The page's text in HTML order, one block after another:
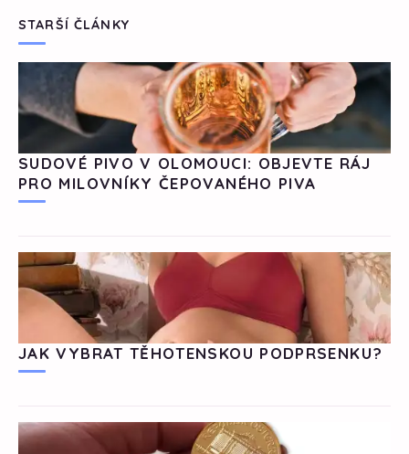
STARŠÍ ČLÁNKY
SUDOVÉ PIVO V OLOMOUCI: OBJEVTE RÁJ
PRO MILOVNÍKY ČEPOVANÉHO PIVA
JAK VYBRAT TĚHOTENSKOU PODPRSENKU?